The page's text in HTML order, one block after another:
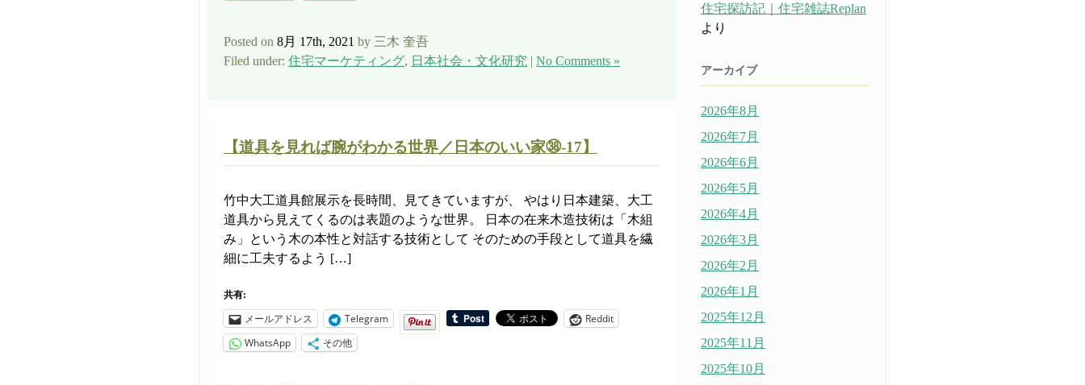
Posted on 8月 17th, 2021 by 三木 奎吾
Filed under: 住宅マーケティング, 日本社会・文化研究 No Comments »
【道具を見れば腕がわかる世界／日本のいい家㊳-17】
竹中大工道具館展示を長時間、見てきていますが、 やはり日本建築、大工
道具から見えてくるのは表題のような世界。 日本の在来木造技術は「木組
み」という木の本性と対話する技術として そのための手段として道具を繊
細に工夫するよう […]
共有:
メールアドレス Telegram
Reddit
WhatsApp
その他
住宅探訪記｜住宅雑誌Replan
より
アーカイブ
2026年8月
2026年7月
2026年6月
2026年5月
2026年4月
2026年3月
2026年2月
2026年1月
2025年12月
2025年11月
2025年10月